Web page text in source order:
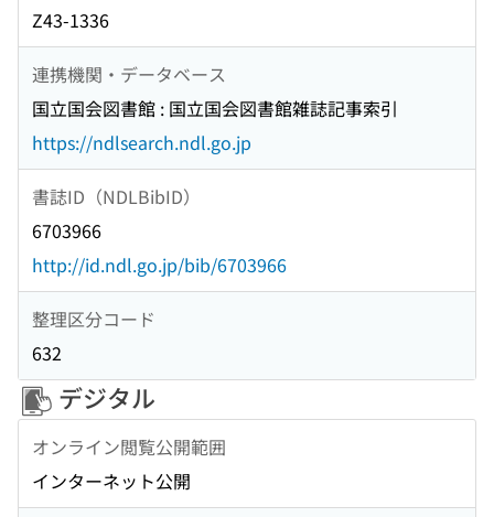
Z43-1336
連携機関・データベース
国立国会図書館 : 国立国会図書館雑誌記事索引
https://ndlsearch.ndl.go.jp
書誌ID（NDLBibID）
6703966
http://id.ndl.go.jp/bib/6703966
整理区分コード
632
デジタル
オンライン閲覧公開範囲
インターネット公開